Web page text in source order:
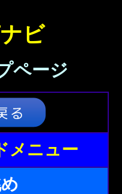
ビ
ページ
メニュー